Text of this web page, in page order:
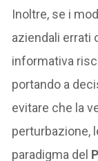
Inoltre, se i
aziendali errati
informativa
portando a
evitare che la
perturbazione,
paradigma del